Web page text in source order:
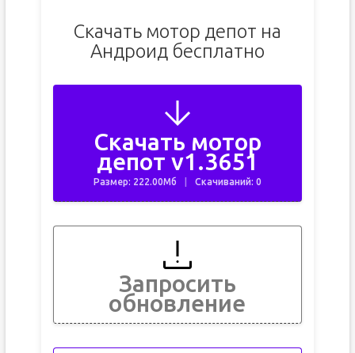
Скачать мотор депот на
Андроид бесплатно
Скачать мотор
депот v1.3651
Размер: 222.00Мб Скачиваний: 0
Запросить
обновление